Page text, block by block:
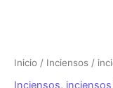
Inicio / Inciensos /
Inciensos, inciensos